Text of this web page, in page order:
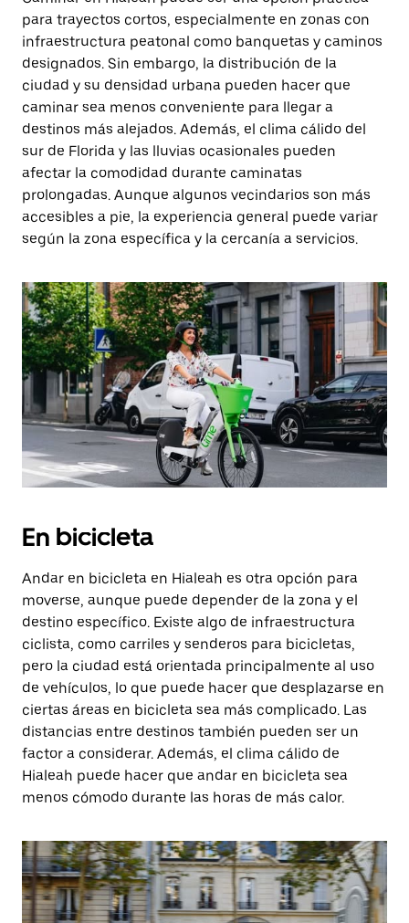
para trayectos cortos, especialmente en zonas con
infraestructura peatonal como banquetas y caminos
designados. Sin embargo, la distribución de la
ciudad y su densidad urbana pueden hacer que
caminar sea menos conveniente para llegar a
destinos más alejados. Además, el clima cálido del
sur de Florida y las lluvias ocasionales pueden
afectar la comodidad durante caminatas
prolongadas. Aunque algunos vecindarios son más
accesibles a pie, la experiencia general puede variar
según la zona específica y la cercanía a servicios.
En bicicleta
Andar en bicicleta en Hialeah es otra opción para
moverse, aunque puede depender de la zona y el
destino específico. Existe algo de infraestructura
ciclista, como carriles y senderos para bicicletas,
pero la ciudad está orientada principalmente al uso
de vehículos, lo que puede hacer que desplazarse en
ciertas áreas en bicicleta sea más complicado. Las
distancias entre destinos también pueden ser un
factor a considerar. Además, el clima cálido de
Hialeah puede hacer que andar en bicicleta sea
menos cómodo durante las horas de más calor.